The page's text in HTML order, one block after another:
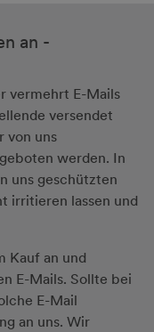
an -
vermehrt E-Mails
versendet
von uns
werden. In
uns geschützten
irritieren lassen und
Kauf an und
E-Mails. Sollte bei
E-Mail
an uns. Wir